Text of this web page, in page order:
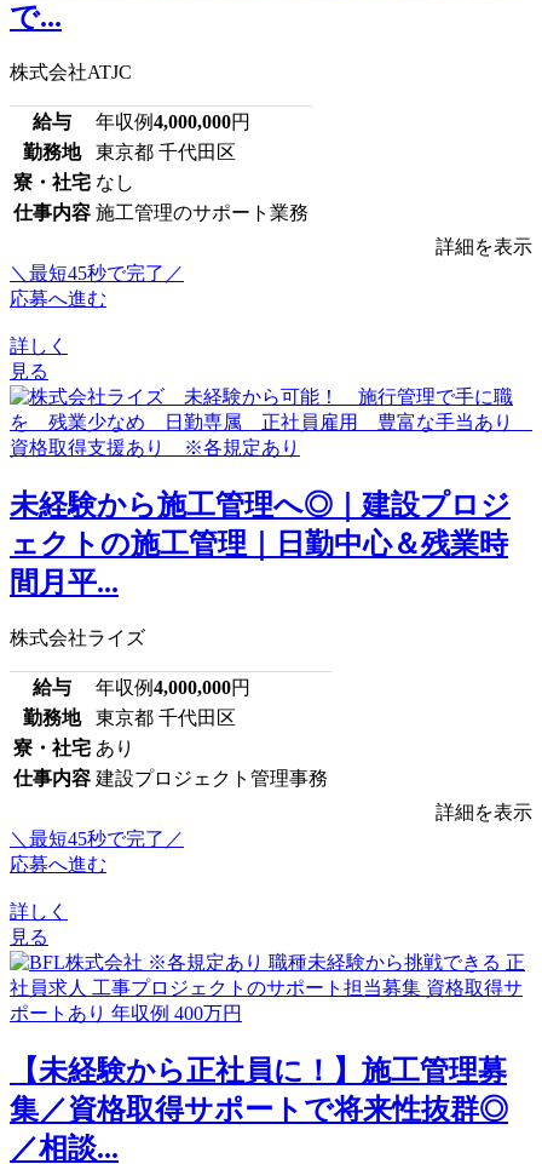
で...
株式会社ATJC
給与 年収例4,000,000円
勤務地
東京都 千代田区
寮・社宅 なし
仕事内容 施工管理のサポート業務
詳細を表示
＼最短45秒で完了／
応募へ進む
詳しく
見る
未経験から施工管理へ◎｜建設プロジ
ェクトの施工管理｜日勤中心＆残業時
間月平...
株式会社ライズ
給与 年収例4,000,000円
勤務地
東京都 千代田区
寮・社宅 あり
仕事内容 建設プロジェクト管理事務
詳細を表示
＼最短45秒で完了／
応募へ進む
詳しく
見る
【未経験から正社員に！】施工管理募
集／資格取得サポートで将来性抜群◎
／相談...